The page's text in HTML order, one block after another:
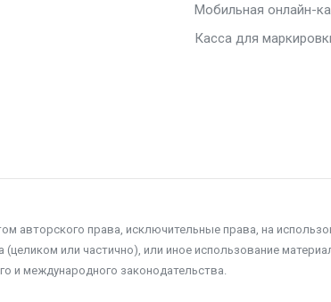
Мобильная онлайн-
Касса для
авторского права, исключительные права, на
или частично), или иное использование
и международного законодательства.